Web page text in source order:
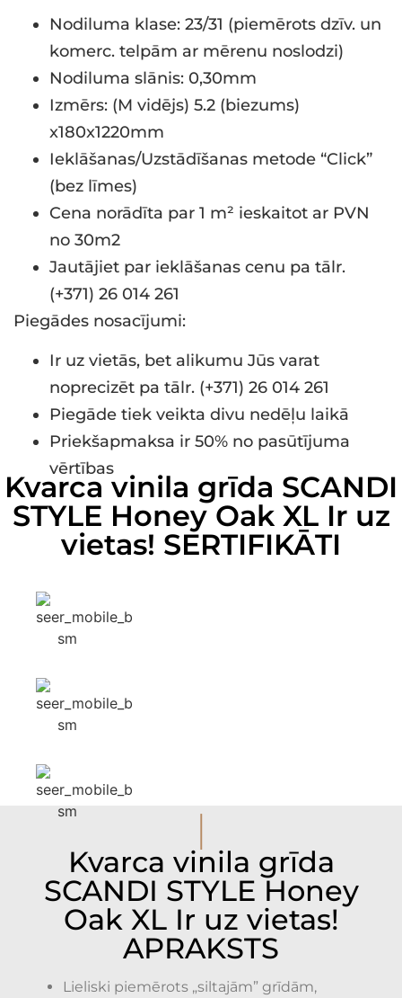
Nodiluma klase: 23/31 (piemērots dzīv. un
komerc. telpām ar mērenu noslodzi)
Nodiluma slānis: 0,30mm
Izmērs: (M vidējs) 5.2 (biezums)
x180x1220mm
Ieklāšanas/Uzstādīšanas metode “Click”
(bez līmes)
Cena norādīta par 1 m² ieskaitot ar PVN
no 30m2
Jautājiet par ieklāšanas cenu pa tālr.
(+371) 26 014 261
Piegādes nosacījumi:
Ir uz vietās, bet alikumu Jūs varat
noprecizēt pa tālr. (+371) 26 014 261
Piegāde tiek veikta divu nedēļu laikā
Priekšapmaksa ir 50% no pasūtījuma
vērtības
Kvarca vinila grīda SCANDI
STYLE Honey Oak XL Ir uz
vietas! SERTIFIKĀTI
I
Kvarca vinila grīda
SCANDI STYLE Honey
Oak XL Ir uz vietas!
APRAKSTS
Lieliski piemērots „siltajām” grīdām,